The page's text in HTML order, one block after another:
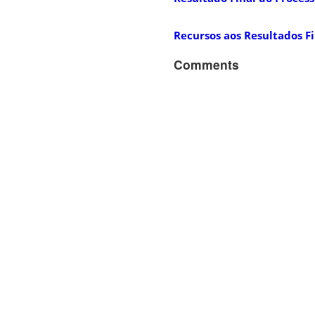
Recursos aos Resultados
Comments